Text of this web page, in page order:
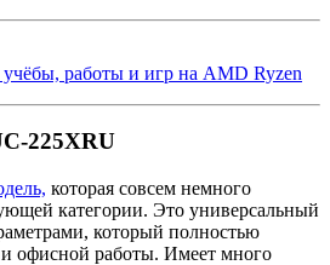
учёбы, работы и игр на AMD Ryzen
225XRU
которая совсем немного
категории. Это универсальный
который полностью
офисной работы. Имеет много